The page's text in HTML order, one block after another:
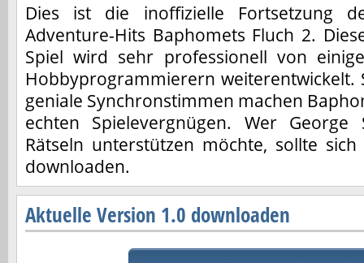
Dies ist die inoffizielle Fortsetzung
Adventure-Hits Baphomets Fluch 2.
Spiel wird sehr professionell von
Hobbyprogrammierern weiterentwickelt.
geniale Synchronstimmen machen
echten Spielevergnügen. Wer
Rätseln unterstützen möchte, sollte
downloaden.
Aktuelle Version 1.0 downloaden